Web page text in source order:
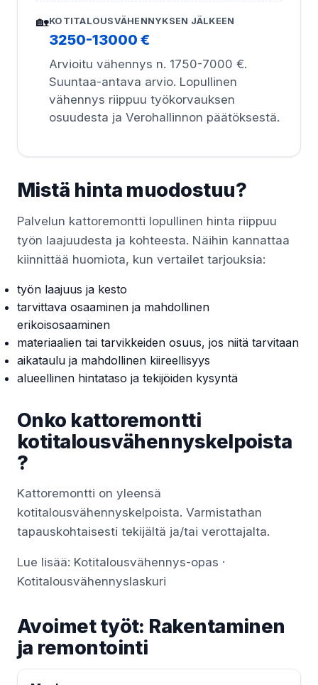
🏡KOTITALOUSVÄHENNYKSEN JÄLKEEN
3250-13000 €
Arvioitu vähennys n. 1750-7000 €.
Suuntaa-antava arvio. Lopullinen
vähennys riippuu työkorvauksen
osuudesta ja Verohallinnon päätöksestä.
Mistä hinta muodostuu?
Palvelun kattoremontti lopullinen hinta riippuu
työn laajuudesta ja kohteesta. Näihin kannattaa
kiinnittää huomiota, kun vertailet tarjouksia:
työn laajuus ja kesto
tarvittava osaaminen ja mahdollinen
erikoisosaaminen
materiaalien tai tarvikkeiden osuus, jos niitä tarvitaan
aikataulu ja mahdollinen kiireellisyys
alueellinen hintataso ja tekijöiden kysyntä
Onko kattoremontti
kotitalousvähennyskelpoista
?
Kattoremontti on yleensä
kotitalousvähennyskelpoista. Varmistathan
tapauskohtaisesti tekijältä ja/tai verottajalta.
Lue lisää: Kotitalousvähennys-opas ·
Kotitalousvähennyslaskuri
Avoimet työt: Rakentaminen
ja remontointi